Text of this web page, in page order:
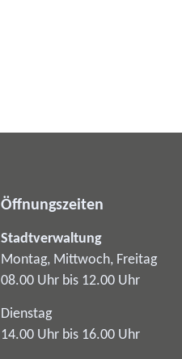
Öffnungszeiten
Stadtverwaltung
Montag, Mittwoch, Freitag
08.00 Uhr bis 12.00 Uhr
Dienstag
14.00 Uhr bis 16.00 Uhr